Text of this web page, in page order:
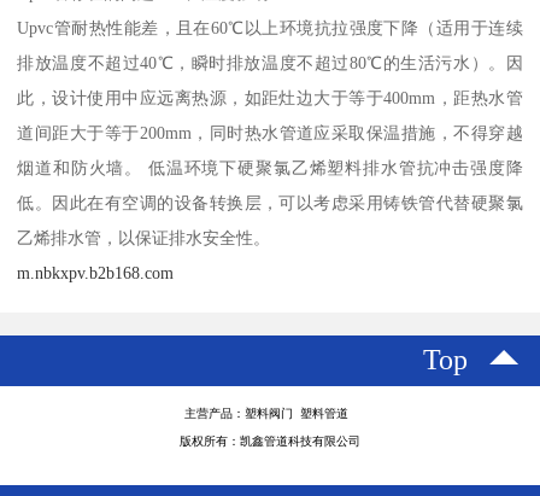
Upvc管耐热性能差，且在60℃以上环境抗拉强度下降（适用于连续
排放温度不超过40℃，瞬时排放温度不超过80℃的生活污水）。因
此，设计使用中应远离热源，如距灶边大于等于400mm，距热水管
道间距大于等于200mm，同时热水管道应采取保温措施，不得穿越
烟道和防火墙。 低温环境下硬聚氯乙烯塑料排水管抗冲击强度降
低。因此在有空调的设备转换层，可以考虑采用铸铁管代替硬聚氯
乙烯排水管，以保证排水安全性。
m.nbkxpv.b2b168.com
Top
主营产品：塑料阀门 塑料管道
版权所有：凯鑫管道科技有限公司